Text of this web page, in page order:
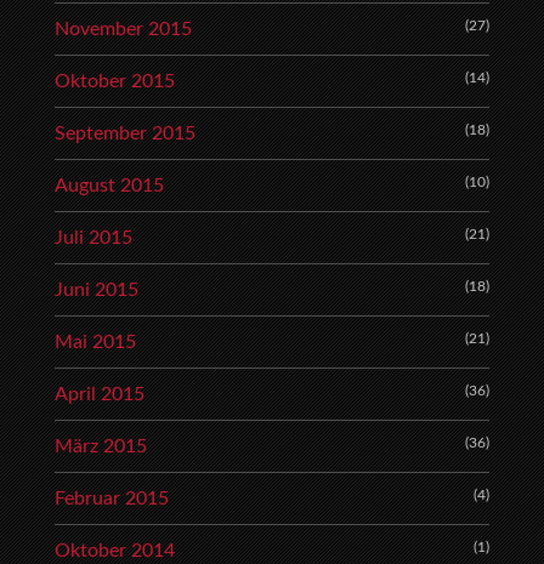
November 2015 (27)
Oktober 2015 (14)
September 2015 (18)
August 2015 (10)
Juli 2015 (21)
Juni 2015 (18)
Mai 2015 (21)
April 2015 (36)
März 2015 (36)
Februar 2015 (4)
Oktober 2014 (1)